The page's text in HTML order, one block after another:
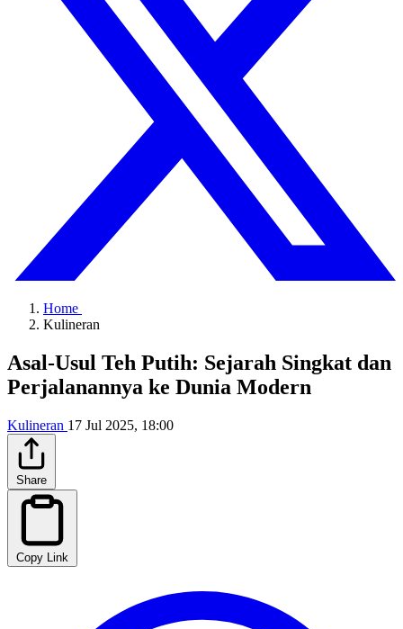
Home
Kulineran
Asal-Usul Teh Putih: Sejarah Singkat dan
Perjalanannya ke Dunia Modern
Kulineran 17 Jul 2025, 18:00
Share
Copy Link